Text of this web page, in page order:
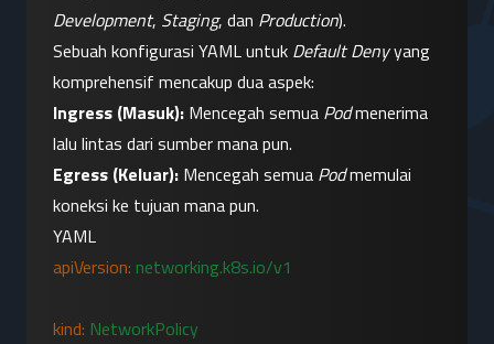
Development, Staging, dan Production).
Sebuah konfigurasi YAML untuk Default Deny yang
komprehensif mencakup dua aspek:
Ingress (Masuk): Mencegah semua Pod menerima
lalu lintas dari sumber mana pun.
Egress (Keluar): Mencegah semua Pod memulai
koneksi ke tujuan mana pun.
YAML
apiVersion: networking.k8s.io/v1
kind: NetworkPolicy